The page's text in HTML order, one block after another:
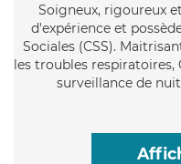
Soigneux, rigoureux
d'expérience et
Sociales (CSS).
les troubles respiratoires,
surveillance de